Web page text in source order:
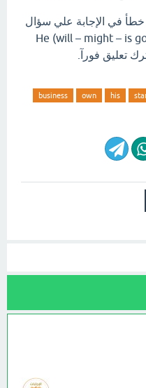
خطأ في الإجابة علي سؤال
He (will – might – is
his
own
business